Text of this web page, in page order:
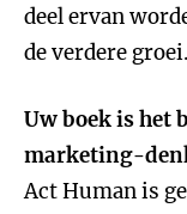
deel ervan
de verdere groei.
Uw boek is het
marketing-
Act Human is